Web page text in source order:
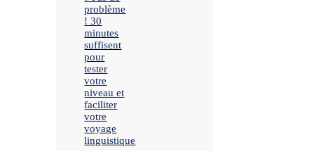
problème
! 30
minutes
suffisent
pour
tester
votre
niveau et
faciliter
votre
voyage
linguistique